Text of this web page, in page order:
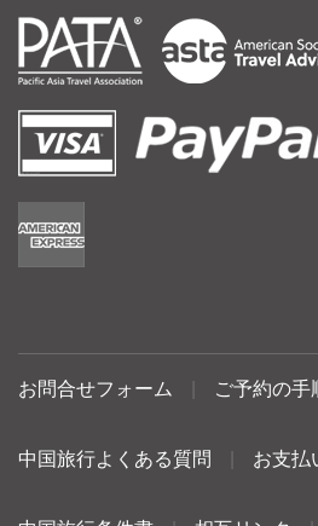
お問合せフォーム ご予約の手
中国旅行よくある質問 お支払